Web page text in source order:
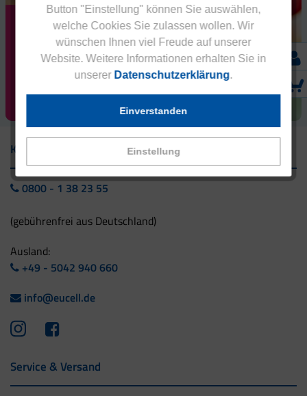
Button "Einstellung" können Sie auswählen,
welche Cookies Sie zulassen wollen. Wir
wünschen Ihnen viel Freude auf unserer
Website. Weitere Informationen erhalten Sie in
unserer Datenschutzerklärung.
Einstellung
Einverstanden
Erhalten Sie
20 % RABATT
auf Ihren ersten
RABATT SICHERN!
Kontakt
0800 - 1 38 23 55
(gebührenfrei aus Deutschland)
Ausland:
+49 - 5042 940 660
info@eucell.de
Service & Versand